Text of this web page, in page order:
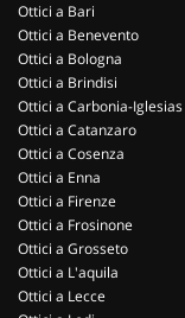
Ottici a Bari
Ottici a Benevento
Ottici a Bologna
Ottici a Brindisi
Ottici a Carbonia-Iglesias
Ottici a Catanzaro
Ottici a Cosenza
Ottici a Enna
Ottici a Firenze
Ottici a Frosinone
Ottici a Grosseto
Ottici a L'aquila
Ottici a Lecce